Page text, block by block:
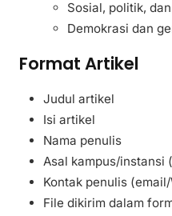
Sosial, politik,
Demokrasi dan
Format Artikel
Judul artikel
Isi artikel
Nama penulis
Asal kampus/instansi
Kontak penulis
File dikirim dalam